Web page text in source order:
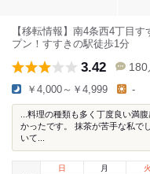
【移転情報】南4条西4丁目
プン！すすきの駅徒歩1分
3.42 180
￥4,000～￥4,999 -
...料理の種類も多く丁度良い満
かったです。 抹茶が苦手な私で
いて...
日
月 火